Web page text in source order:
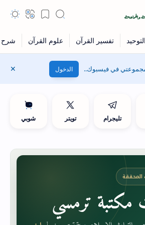
في فيسبوك.. الدخول
تليجرام تويتر شوبي
المحققة
ترمسي